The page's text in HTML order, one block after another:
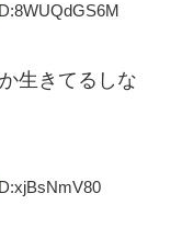
生きてるしな